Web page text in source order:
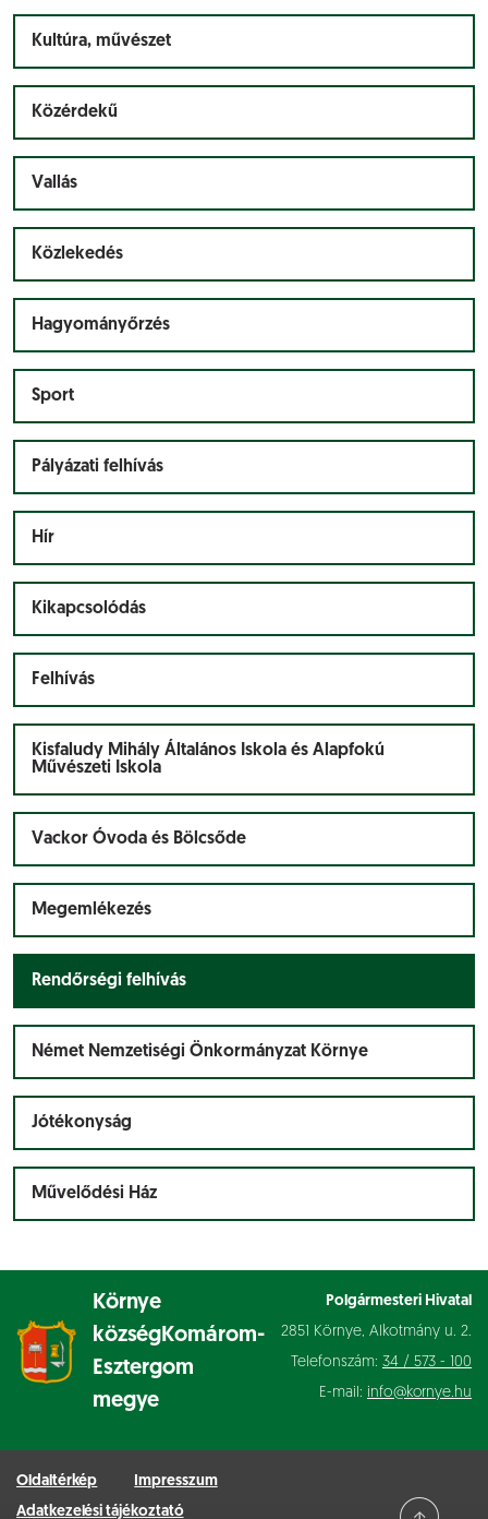
Kultúra, művészet
Közérdekű
Vallás
Közlekedés
Hagyományőrzés
Sport
Pályázati felhívás
Hír
Kikapcsolódás
Felhívás
Kisfaludy Mihály Általános Iskola és Alapfokú
Művészeti Iskola
Vackor Óvoda és Bölcsőde
Megemlékezés
Rendőrségi felhívás
Német Nemzetiségi Önkormányzat Környe
Jótékonyság
Művelődési Ház
Környe
községKomárom-
Esztergom
megye
Polgármesteri Hivatal
2851 Környe, Alkotmány u. 2.
Telefonszám: 34 / 573 - 100
E-mail: info@kornye.hu
Oldaltérkép
Impresszum
Adatkezelési tájékoztató